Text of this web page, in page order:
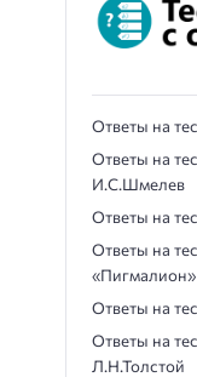
Ответы на
Ответы на
И.С.Шмелев
Ответы на
Ответы на
«Пигмалион»
Ответы на
Ответы на
Л.Н.Толстой